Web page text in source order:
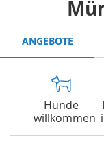
ANGEBOTE
Hunde
willkommen